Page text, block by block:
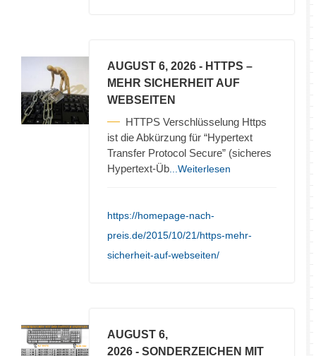
AUGUST 6, 2026 - HTTPS –
MEHR SICHERHEIT AUF
WEBSEITEN
HTTPS Verschlüsselung Https
ist die Abkürzung für “Hypertext
Transfer Protocol Secure” (sicheres
Hypertext-Üb ...Weiterlesen
https://homepage-nach-
preis.de/2015/10/21/https-mehr-
sicherheit-auf-webseiten/
AUGUST 6,
2026 - SONDERZEICHEN MIT